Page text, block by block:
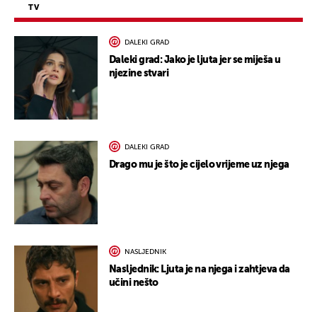
TV
DALEKI GRAD
Daleki grad: Jako je ljuta jer se miješa u
njezine stvari
DALEKI GRAD
Drago mu je što je cijelo vrijeme uz njega
NASLJEDNIK
Nasljednik: Ljuta je na njega i zahtjeva da
učini nešto